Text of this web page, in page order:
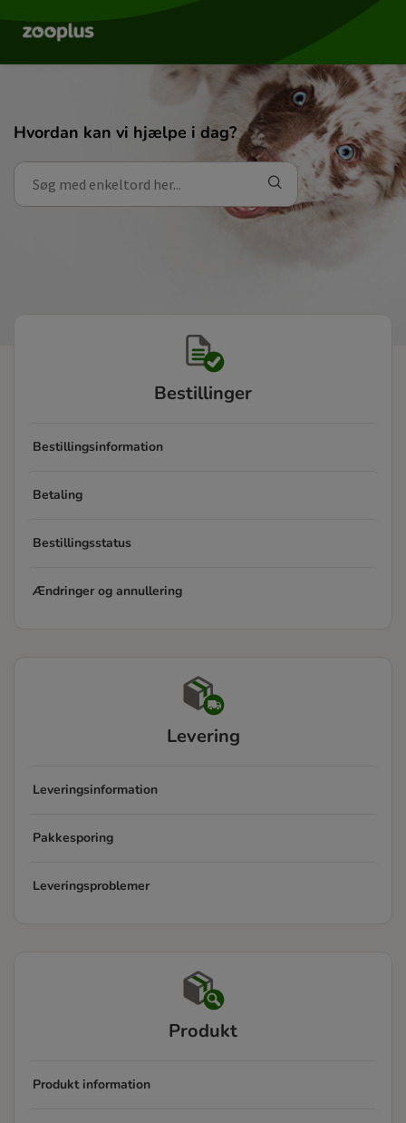
Hvordan kan vi hjælpe i dag?
Bestillinger
Bestillingsinformation
Betaling
Bestillingsstatus
Ændringer og annullering
Levering
Leveringsinformation
Pakkesporing
Leveringsproblemer
Produkt
Produkt information